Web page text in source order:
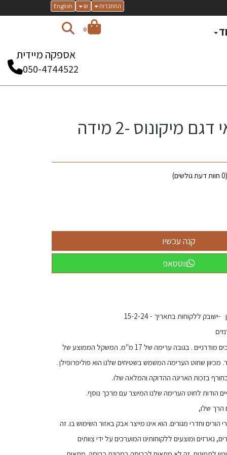
התחברות English ₪
0
אספקה מיידית
050-4744522
שטיח מרוקאי דגם מיקונוס -2 מידה
(
0 חוות דעת גולשים)
ווטסאפ
ללקוחות בתאריך - 15-2-24
המוצר נארג על נולים ממוחשבים מודרניים . בגובה ערימה של 17 מ"מ. המשקל הממוצע של
בזכות האריגה ההדוקה והמלאה שלו.
הודות לחוט הערימה שלנו המיוצר עם מרכך נוסף.
הרך שלו,
הורים וחדרי מגורים. הוא אינו מייצר אבק באזור השימוש בו. זה
נארזים ומוצעים ללקוחותינו המוערכים על ידי צוותים